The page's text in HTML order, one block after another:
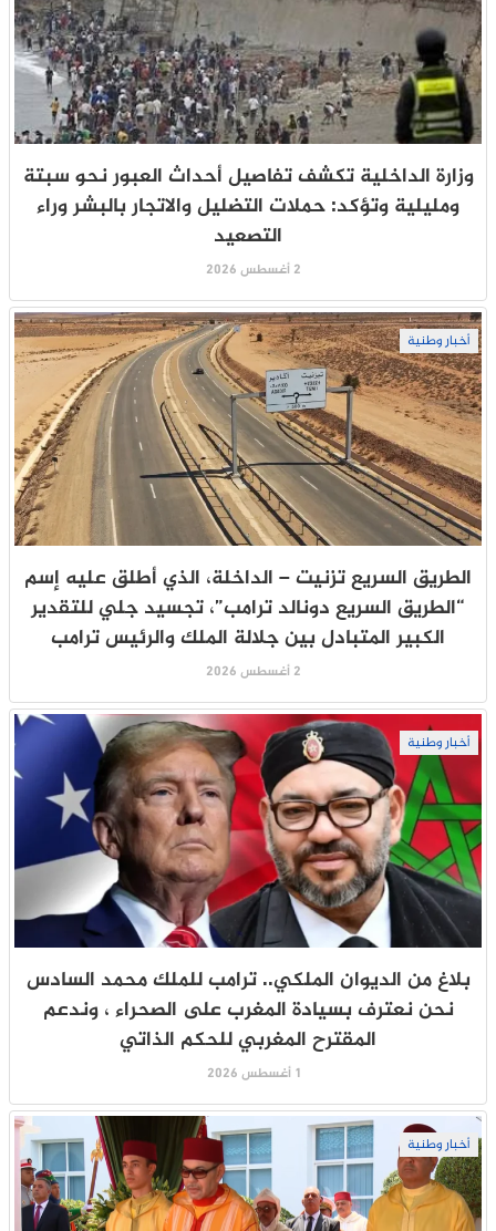
وزارة الداخلية تكشف تفاصيل أحداث العبور نحو سبتة
ومليلية وتؤكد: حملات التضليل والاتجار بالبشر وراء
التصعيد
2 أغسطس 2026
أخبار وطنية
الطريق السريع تزنيت – الداخلة، الذي أطلق عليه إسم
“الطريق السريع دونالد ترامب”، تجسيد جلي للتقدير
الكبير المتبادل بين جلالة الملك والرئيس ترامب
2 أغسطس 2026
أخبار وطنية
بلاغ من الديوان الملكي.. ترامب للملك محمد السادس
نحن نعترف بسيادة المغرب على الصحراء ، وندعم
المقترح المغربي للحكم الذاتي
1 أغسطس 2026
أخبار وطنية